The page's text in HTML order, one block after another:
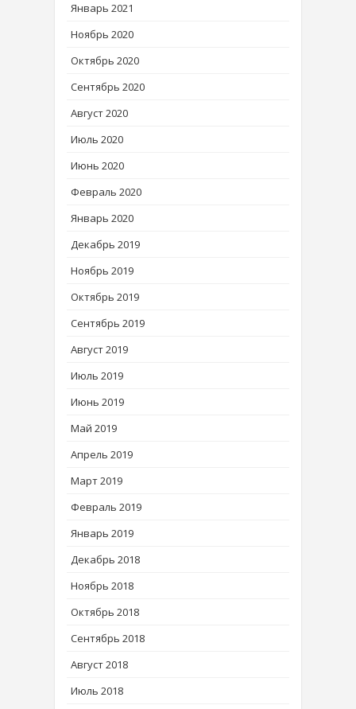
Январь 2021
Ноябрь 2020
Октябрь 2020
Сентябрь 2020
Август 2020
Июль 2020
Июнь 2020
Февраль 2020
Январь 2020
Декабрь 2019
Ноябрь 2019
Октябрь 2019
Сентябрь 2019
Август 2019
Июль 2019
Июнь 2019
Май 2019
Апрель 2019
Март 2019
Февраль 2019
Январь 2019
Декабрь 2018
Ноябрь 2018
Октябрь 2018
Сентябрь 2018
Август 2018
Июль 2018